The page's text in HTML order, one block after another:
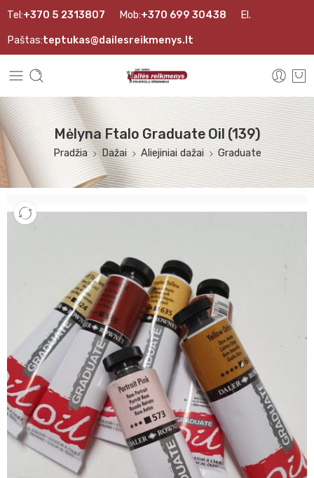
Tel:+370 5 2313807 Mob:+370 699 30438 El.
Paštas:teptukas@dailesreikmenys.lt
Mėlyna Ftalo Graduate Oil (139)
Pradžia Dažai Aliejiniai dažai Graduate